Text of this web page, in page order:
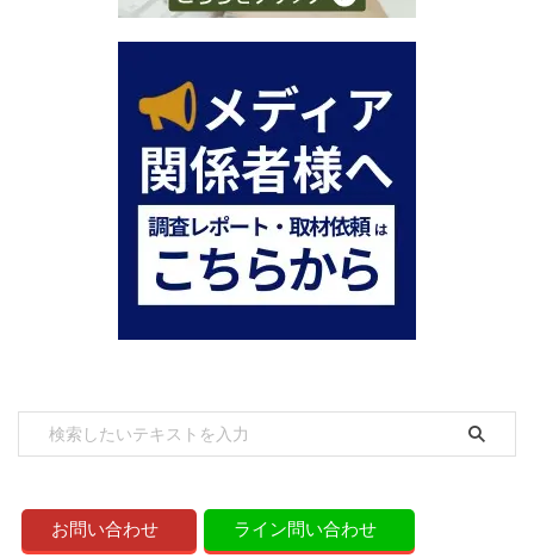
お問い合わせ ライン問い合わせ